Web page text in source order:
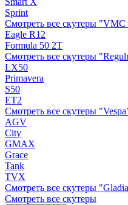
Sprint
Смотреть все скутеры "VMC
Eagle R12
Formula 50 2Т
Смотреть все скутеры
LX50
Primavera
S50
ET2
Смотреть все скутеры
AGV
City
GMAX
Grace
Tank
TVX
Смотреть все скутеры
Смотреть все скутеры